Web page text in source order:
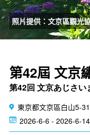
照片提供：文京區觀光
第42屆 文京
第42回 文京あじさい
東京都文京區白山5-
2026-6-6 - 2026-6-14